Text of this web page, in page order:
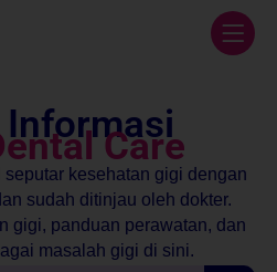
Informasi
Care
kesehatan gigi dengan
sudah ditinjau oleh dokter.
gigi, panduan perawatan, dan
masalah gigi di sini.